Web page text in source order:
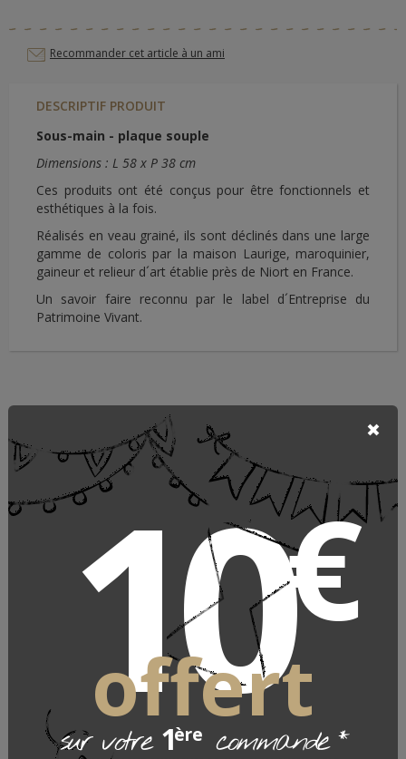
10€
offert
sur votre 1ère commande*
Recommander cet article à un ami
DESCRIPTIF PRODUIT
Sous-main - plaque souple
Dimensions : L 58 x P 38 cm
Ces produits ont été conçus pour être fonctionnels et
esthétiques à la fois.
Réalisés en veau grainé, ils sont déclinés dans une large
gamme de coloris par la maison Laurige, maroquinier,
gaineur et relieur d´art établie près de Niort en France.
Un savoir faire reconnu par le label d´Entreprise du
Patrimoine Vivant.
Accessoires de bureau
ACCESSOIRES DE BUREAU
LE FABRICANT
QUI EST-IL ?